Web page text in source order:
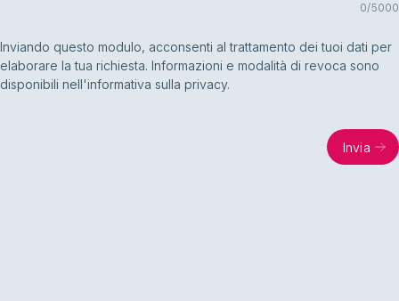
0/5000
Inviando questo modulo, acconsenti al trattamento dei tuoi dati per
elaborare la tua richiesta. Informazioni e modalità di revoca sono
disponibili nell'informativa sulla privacy.
Invia